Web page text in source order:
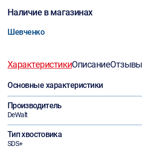
Наличие в магазинах
Шевченко
ХарактеристикиОписаниеОтзывы
Основные характеристики
Производитель
DeWalt
Тип хвостовика
SDS+